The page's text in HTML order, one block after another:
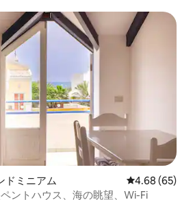
ドミニアム レビュー65
4.68 (65)
ントハウス、海の眺望、Wi-Fi